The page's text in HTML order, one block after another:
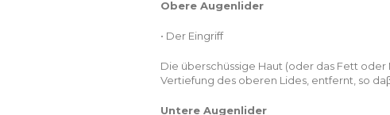
Obere Augenlider
• Der Eingriff
Die überschüssige Haut (oder das Fett
Vertiefung des oberen Lides, entfernt, so
Untere Augenlider